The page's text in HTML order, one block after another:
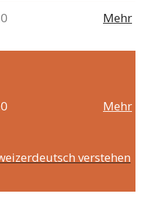
Mehr
Mehr
verstehen